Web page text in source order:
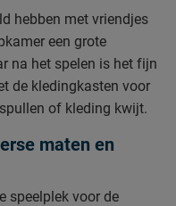
hebben met vriendjes
een grote
na het spelen is het fijn
de kledingkasten voor
of kleding kwijt.
maten en
speelplek voor de